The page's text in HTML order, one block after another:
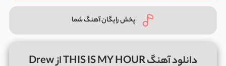
پخش رایگان آهنگ شما
دانلود آهنگ THIS IS MY HOUR از Drew